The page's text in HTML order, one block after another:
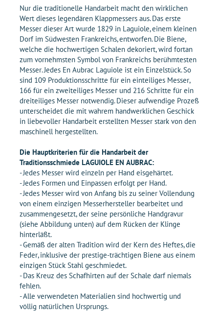
Nur die traditionelle Handarbeit macht den wirklichen
Wert dieses legendären Klappmessers aus. Das erste
Messer dieser Art wurde 1829 in Laguiole, einem kleinen
Dorf im Südwesten Frankreichs, entworfen. Die Biene,
welche die hochwertigen Schalen dekoriert, wird fortan
zum vornehmsten Symbol von Frankreichs berühmtesten
Messer. Jedes En Aubrac Laguiole ist ein Einzelstück. So
sind 109 Produktionsschritte für ein einteiliges Messer,
166 für ein zweiteiliges Messer und 216 Schritte für ein
dreiteiliges Messer notwendig. Dieser aufwendige Prozeß
unterscheidet die mit wahrem handwerklichen Geschick
in liebevoller Handarbeit erstellten Messer stark von den
maschinell hergestellten.
Die Hauptkriterien für die Handarbeit der
Traditionsschmiede LAGUIOLE EN AUBRAC:
- Jedes Messer wird einzeln per Hand eisgehärtet.
- Jedes Formen und Einpassen erfolgt per Hand.
- Jedes Messer wird von Anfang bis zu seiner Vollendung
von einem einzigen Messerhersteller bearbeitet und
zusammengesetzt, der seine persönliche Handgravur
(siehe Abbildung unten) auf dem Rücken der Klinge
hinterläßt.
- Gemäß der alten Tradition wird der Kern des Heftes, die
Feder, inklusive der prestige-trächtigen Biene aus einem
einzigen Stück Stahl geschmiedet.
- Das Kreuz des Schafhirten auf der Schale darf niemals
fehlen.
- Alle verwendeten Materialien sind hochwertig und
völlig natürlichen Ursprungs.